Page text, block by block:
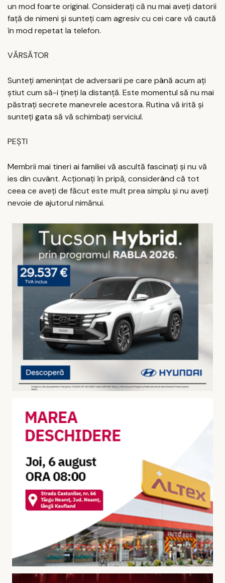
un mod foarte original. Considerați că nu mai aveți datorii
față de nimeni și sunteți cam agresiv cu cei care vă caută
în mod repetat la telefon.
VĂRSĂTOR
Sunteți amenințat de adversarii pe care până acum ați
știut cum să-i țineți la distanță. Este momentul să nu mai
păstrați secrete manevrele acestora. Rutina vă irită și
sunteți gata să vă schimbați serviciul.
PEȘTI
Membrii mai tineri ai familiei vă ascultă fascinați și nu vă
ies din cuvânt. Acționați în pripă, considerând că tot
ceea ce aveți de făcut este mult prea simplu și nu aveți
nevoie de ajutorul nimănui.